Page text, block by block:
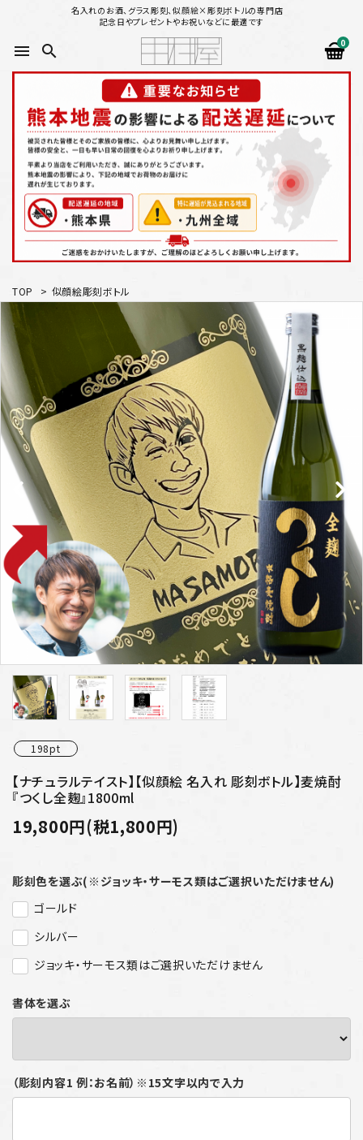
名入れのお酒、グラス彫刻、似顔絵×彫刻ボトルの専門店
記念日やプレゼントやお祝いなどに最適です
menu search 0
search
似顔絵から選ぶ
名入れ（縦書き）から選ぶ
名入れ（横書き）から選ぶ
配送方法
プライバシーポリシー
特定商取引法について
お問い合わせ
TOP > 似顔絵彫刻ボトル
198pt
【ナチュラルテイスト】【似顔絵 名入れ 彫刻ボトル】麦焼酎
『つくし全麹』1800ml
19,800円(税1,800円)
彫刻色を選ぶ(※ジョッキ・サーモス類はご選択いただけません)
ゴールド
シルバー
ジョッキ・サーモス類はご選択いただけません
書体を選ぶ
（彫刻内容1 例：お名前）※15文字以内で入力